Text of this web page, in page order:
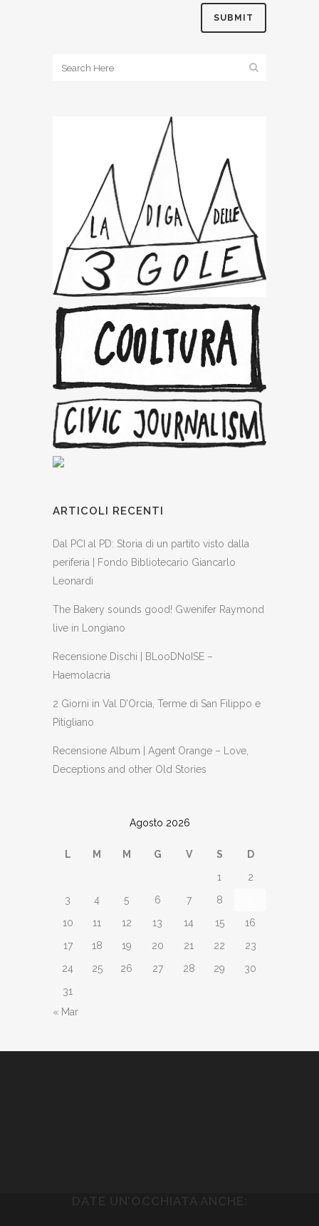
ARTICOLI RECENTI
Dal PCI al PD: Storia di un partito visto dalla
periferia | Fondo Bibliotecario Giancarlo
Leonardi
The Bakery sounds good! Gwenifer Raymond
live in Longiano
Recensione Dischi | BLooDNoISE –
Haemolacria
2 Giorni in Val D’Orcia, Terme di San Filippo e
Pitigliano
Recensione Album | Agent Orange – Love,
Deceptions and other Old Stories
Agosto 2026
L M M G V S
D
1
2
3
4 5 6 7 8
10
11 12 13 14 15
16
17
18 19 20 21 22
23
24
25 26 27 28 29
30
31
« Mar